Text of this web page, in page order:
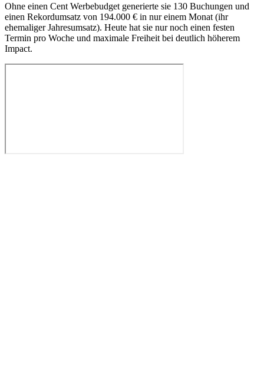
Ohne einen Cent Werbebudget generierte sie 130 Buchungen und
einen Rekordumsatz von 194.000 € in nur einem Monat (ihr
ehemaliger Jahresumsatz). Heute hat sie nur noch einen festen
Termin pro Woche und maximale Freiheit bei deutlich höherem
Impact.